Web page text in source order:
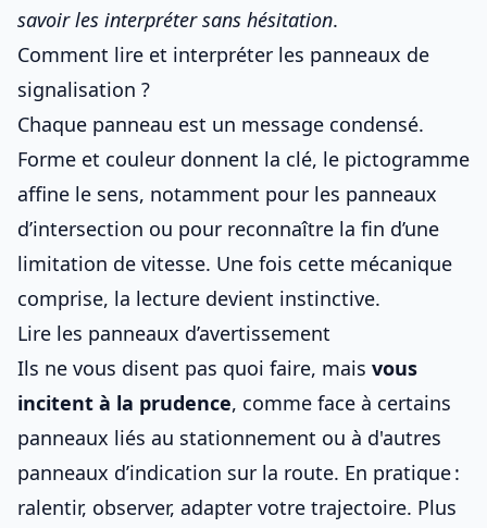
savoir les interpréter sans hésitation.
Comment lire et interpréter les panneaux de
signalisation ?
Chaque panneau est un message condensé.
Forme et couleur donnent la clé, le pictogramme
affine le sens, notamment pour les panneaux
d’intersection ou pour reconnaître la fin d’une
limitation de vitesse. Une fois cette mécanique
comprise, la lecture devient instinctive.
Lire les panneaux d’avertissement
Ils ne vous disent pas quoi faire, mais vous
incitent à la prudence, comme face à certains
panneaux liés au stationnement ou à d'autres
panneaux d’indication sur la route. En pratique :
ralentir, observer, adapter votre trajectoire. Plus